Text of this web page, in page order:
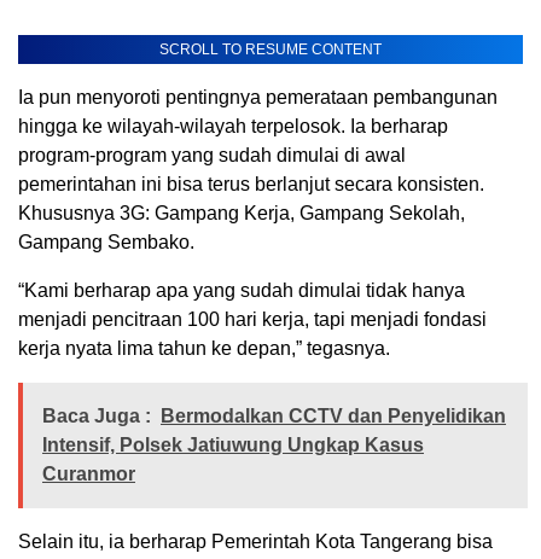
SCROLL TO RESUME CONTENT
Ia pun menyoroti pentingnya pemerataan pembangunan
hingga ke wilayah-wilayah terpelosok. Ia berharap
program-program yang sudah dimulai di awal
pemerintahan ini bisa terus berlanjut secara konsisten.
Khususnya 3G: Gampang Kerja, Gampang Sekolah,
Gampang Sembako.
“Kami berharap apa yang sudah dimulai tidak hanya
menjadi pencitraan 100 hari kerja, tapi menjadi fondasi
kerja nyata lima tahun ke depan,” tegasnya.
Baca Juga :
Bermodalkan CCTV dan Penyelidikan
Intensif, Polsek Jatiuwung Ungkap Kasus
Curanmor
Selain itu, ia berharap Pemerintah Kota Tangerang bisa